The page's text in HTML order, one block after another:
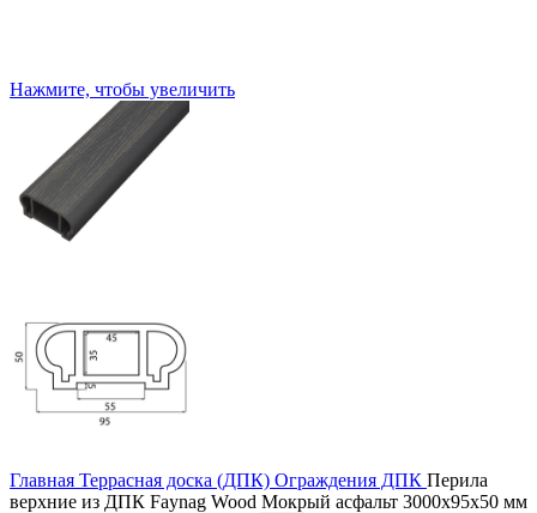
Нажмите, чтобы увеличить
Главная Террасная доска (ДПК) Ограждения ДПК Перила
верхние из ДПК Faynag Wood Мокрый асфальт 3000х95х50 мм